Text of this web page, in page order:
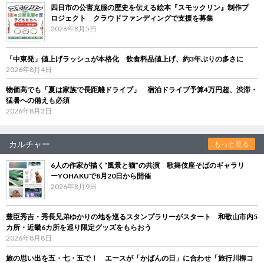
四日市の公害克服の歴史を伝える絵本『スモックリン』制作プ
ロジェクト クラウドファンディングで支援を募集
2026年8月5日
「中東発」値上げラッシュが本格化 飲食料品値上げ、約3年ぶりの多さに
2026年8月4日
物価高でも「夏は家族で長距離ドライブ」 宿泊ドライブ予算4万円超、渋滞・
猛暑への備えも必須
2026年8月3日
カルチャー もっと見る
6人の作家が描く“風景と猫”の共演 歌舞伎座そばのギャラリ
ーYOHAKUで8月20日から開催
2026年8月9日
豊臣秀吉・秀長兄弟ゆかりの地を巡るスタンプラリーがスタート 和歌山市内5
カ所・近畿6カ所を巡り限定グッズをもらおう
2026年8月8日
旅の思い出を五・七・五で！ エースが「かばんの日」に合わせ「旅行川柳コ